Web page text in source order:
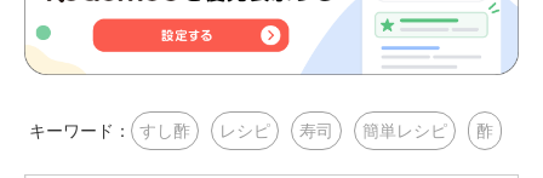
キーワード： すし酢 レシピ 寿司 簡単レシピ 酢